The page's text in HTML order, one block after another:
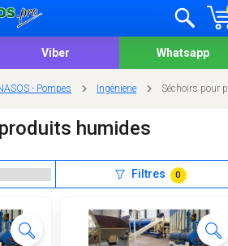
Viber Whatsapp
- Pompes Ingénierie Séchoirs pour
humides
Filtres 0